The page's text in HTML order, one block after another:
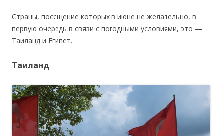
Страны, посещение которых в июне не желательно, в
первую очередь в связи с погодными условиями, это —
Таиланд и Египет.
Таиланд